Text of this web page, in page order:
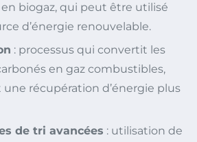
biogaz, qui peut être utilisé
d’énergie renouvelable.
: processus qui convertit les
en gaz combustibles,
récupération d’énergie plus
de tri avancées : utilisation de